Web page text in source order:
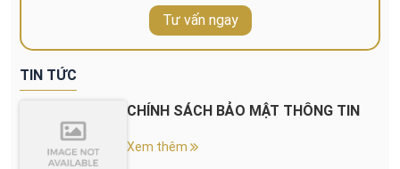
Tư vấn ngay
TIN TỨC
CHÍNH SÁCH BẢO MẬT THÔNG TIN
Xem thêm